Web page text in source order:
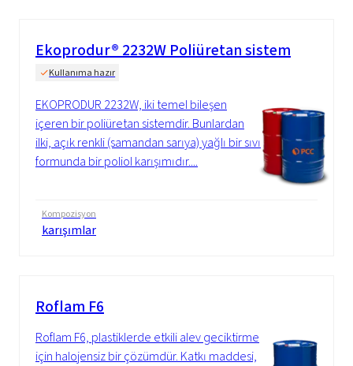
Ekoprodur® 2232W Poliüretan sistem
Kullanıma hazır
EKOPRODUR 2232W, iki temel bileşen
içeren bir poliüretan sistemdir. Bunlardan
ilki, açık renkli (samandan sarıya) yağlı bir sıvı
formunda bir poliol karışımıdır....
Kompozisyon
karışımlar
Roflam F6
Roflam F6, plastiklerde etkili alev geciktirme
için halojensiz bir çözümdür. Katkı maddesi,